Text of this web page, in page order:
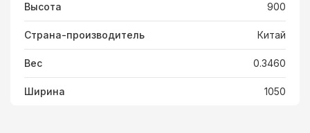
Высота 900
Страна-производитель Китай
Вес 0.3460
Ширина 1050